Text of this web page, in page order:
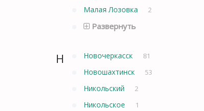
Малая Лозовка 2
Развернуть
Н Новочеркасск 81
Новошахтинск 53
Никольский 2
Никольское 1